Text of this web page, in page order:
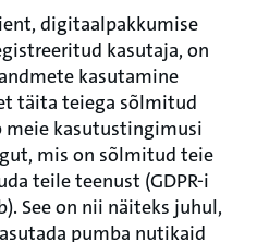
digitaalpakkumise
kasutaja, on
kasutamine
täita teiega sõlmitud
meie kasutustingimusi
mis on sõlmitud teie
teile teenust (GDPR-i
See on nii näiteks juhul,
pumba nutikaid